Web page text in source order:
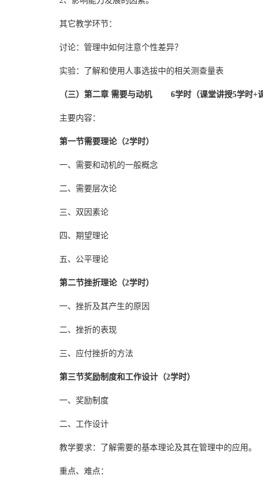
其它教学环节：
讨论：管理中如何注意个性差异？
实验：了解和使用人事选拔中的相关测查量表
（三）第二章 需要与动机 6学时（课堂讲授5学时+
主要内容：
第一节需要理论（2学时）
一、需要和动机的一般概念
二、需要层次论
三、双因素论
四、期望理论
五、公平理论
第二节挫折理论（2学时）
一、挫折及其产生的原因
二、挫折的表现
三、应付挫折的方法
第三节奖励制度和工作设计（2学时）
一、奖励制度
二、工作设计
教学要求：了解需要的基本理论及其在管理中的应用。
重点、难点：